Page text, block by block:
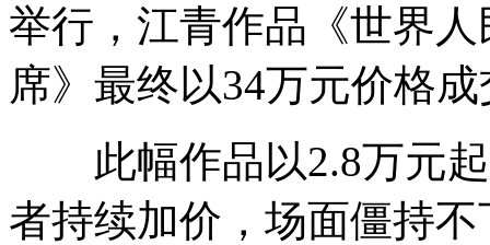
中国海军首支舰载航空兵部队组建
遭菲射击遇难船员生前照片
澳洲七个月宝宝玩冲浪 好拉风
举行，江青作品《世界
席》最终以34万元价格
此幅作品以2.8万元起
者持续加价，场面僵持